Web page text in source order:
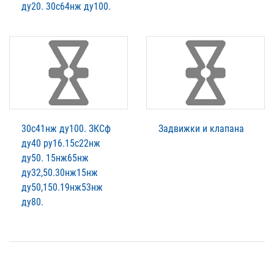
ду20. 30с64нж ду100.
30с41нж ду100. ЗКСф
ду40 ру16.15с22нж
ду50. 15нж65нж
ду32,50.30нж15нж
ду50,150.19нж53нж
ду80.
Задвижки и клапана